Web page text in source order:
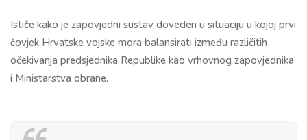
Ističe kako je zapovjedni sustav doveden u situaciju u kojoj prvi
čovjek Hrvatske vojske mora balansirati između različitih
očekivanja predsjednika Republike kao vrhovnog zapovjednika
i Ministarstva obrane.